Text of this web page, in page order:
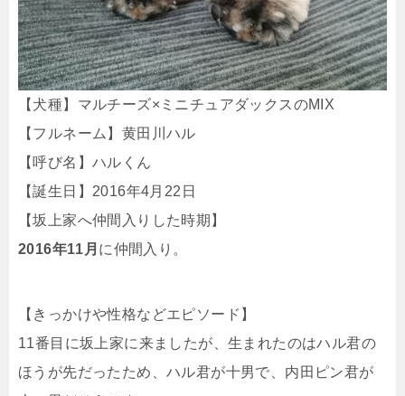
【犬種】マルチーズ×ミニチュアダックスのMIX
【フルネーム】黄田川ハル
【呼び名】ハルくん
【誕生日】2016年4月22日
【坂上家へ仲間入りした時期】
2016年11月 に仲間入り。
【きっかけや性格などエピソード】
11番目に坂上家に来ましたが、生まれたのはハル君の
ほうが先だったため、ハル君が十男で、内田ピン君が